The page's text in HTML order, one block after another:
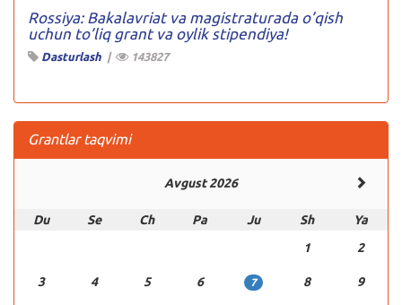
Rossiya: Bakalavriat va magistraturada o’qish
uchun to’liq grant va oylik stipendiya!
Dasturlash | 143827
Grantlar taqvimi
Avgust 2026
Du Se Ch Pa Ju Sh
Ya
1
2
3 4 5 6 7 8 9